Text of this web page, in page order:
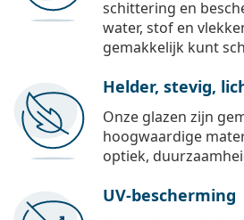
schittering en
water, stof en
gemakkelijk kunt
Helder, stevig,
Onze glazen zijn
hoogwaardige
optiek,
UV-bescherming